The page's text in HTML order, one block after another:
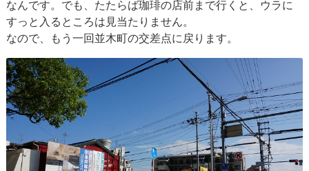
なんです。でも、たたらば珈琲の店前まで行くと、ウラに
すっと入るところは見当たりません。
なので、もう一回並木町の交差点に戻ります。